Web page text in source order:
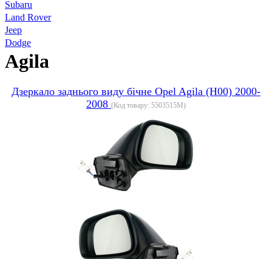
Subaru
Land Rover
Jeep
Dodge
Agila
Дзеркало заднього виду бічне Opel Agila (H00) 2000-
2008 (Код товару: 5503515M)